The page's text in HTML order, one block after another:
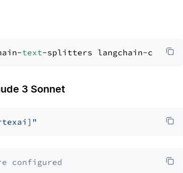
text
3 Sonnet
configured